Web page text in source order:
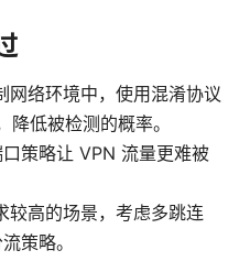
网络环境中，使用混淆协议
低被检测的概率。
策略让 VPN 流量更难被
较高的场景，考虑多跳连
策略。